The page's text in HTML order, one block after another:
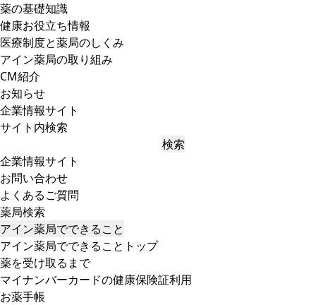
薬の基礎知識
健康お役立ち情報
医療制度と薬局のしくみ
アイン薬局の取り組み
CM紹介
お知らせ
企業情報サイト
サイト内検索
検索
企業情報サイト
お問い合わせ
よくあるご質問
薬局検索
アイン薬局でできること
アイン薬局でできることトップ
薬を受け取るまで
マイナンバーカードの健康保険証利用
お薬手帳